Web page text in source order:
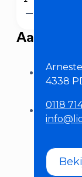
4338
0118
mengpaneel
aantal